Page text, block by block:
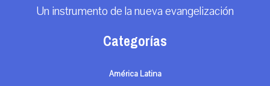
Un instrumento de la nueva evangelización
Categorías
América Latina